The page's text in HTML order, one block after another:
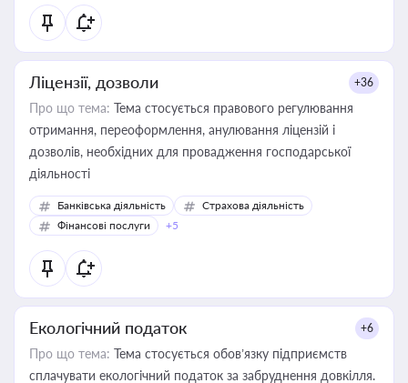
Ліцензії, дозволи +36
Про що тема: Тема стосується правового регулювання
отримання, переоформлення, анулювання ліцензій і
дозволів, необхідних для провадження господарської
діяльності
Банківська діяльність
Страхова діяльність
Фінансові послуги
+5
Екологічний податок +6
Про що тема: Тема стосується обов’язку підприємств
сплачувати екологічний податок за забруднення довкілля.